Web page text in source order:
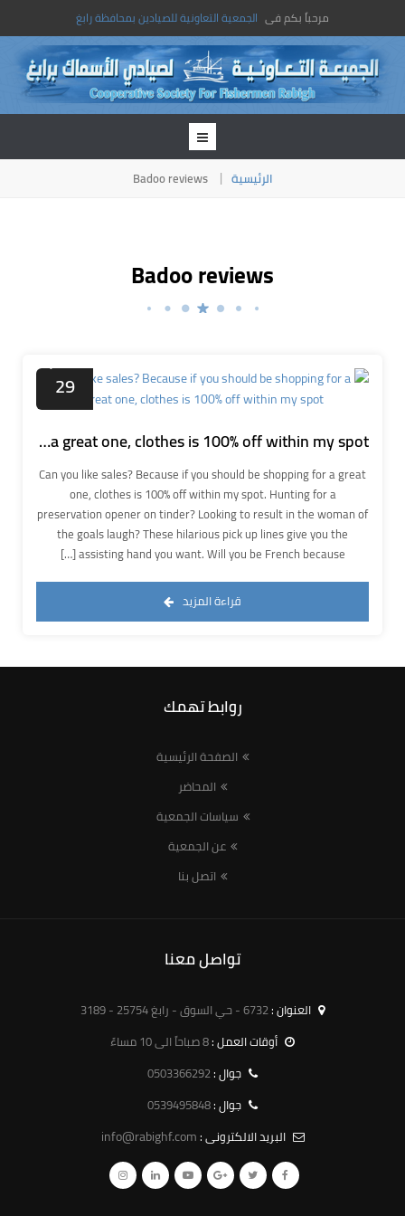
مرحباً بكم فى الجمعية التعاونية للصيادين بمحافظة رابغ
الرئيسية Badoo reviews
Badoo reviews
29
Can you like sales? Because if you should be shopping for a great one, clothes is 100% off within my spot.
Can you like sales? Because if you should be shopping for a great
one, clothes is 100% off within my spot. Hunting for a
preservation opener on tinder? Looking to result in the woman of
the goals laugh? These hilarious pick up lines give you the
assisting hand you want. Will you be French because […]
قراءة المزيد
روابط تهمك
الصفحة الرئيسية
المحاضر
سياسات الجمعية
عن الجمعية
اتصل بنا
تواصل معنا
العنوان :6732 - حي السوق - رابغ 25754 - 3189
أوقات العمل :8 صباحاً الى 10 مساءً
جوال :0503366292
جوال :0539495848
البريد الالكترونى :info@rabighf.com